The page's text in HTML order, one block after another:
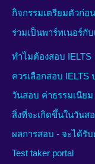
กิจกรรมเตรียมตัวก่อ
ร่วมเป็นพาร์ทเนอร์กับ
ทำไมต้องสอบ IELTS
ควรเลือกสอบ IELTS
วันสอบ ค่าธรรมเนีย
สิ่งที่จะเกิดขึ้นในวันส
ผลการสอบ - จะได้รั
Test taker portal